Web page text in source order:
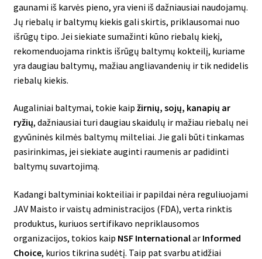
gaunami iš karvės pieno, yra vieni iš dažniausiai naudojamų.
Jų riebalų ir baltymų kiekis gali skirtis, priklausomai nuo
išrūgų tipo. Jei siekiate sumažinti kūno riebalų kiekį,
rekomenduojama rinktis išrūgų baltymų kokteilį, kuriame
yra daugiau baltymų, mažiau angliavandenių ir tik nedidelis
riebalų kiekis.
Augaliniai baltymai, tokie kaip žirnių, sojų, kanapių ar
ryžių, dažniausiai turi daugiau skaidulų ir mažiau riebalų nei
gyvūninės kilmės baltymų milteliai. Jie gali būti tinkamas
pasirinkimas, jei siekiate auginti raumenis ar padidinti
baltymų suvartojimą.
Kadangi baltyminiai kokteiliai ir papildai nėra reguliuojami
JAV Maisto ir vaistų administracijos (FDA), verta rinktis
produktus, kuriuos sertifikavo nepriklausomos
organizacijos, tokios kaip NSF Internationalar Informed
Choice, kurios tikrina sudėtį. Taip pat svarbu atidžiai